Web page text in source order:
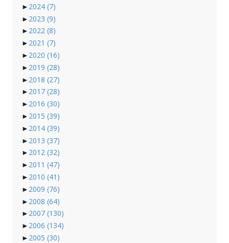
► 2024 (7)
► 2023 (9)
► 2022 (8)
► 2021 (7)
► 2020 (16)
► 2019 (28)
► 2018 (27)
► 2017 (28)
► 2016 (30)
► 2015 (39)
► 2014 (39)
► 2013 (37)
► 2012 (32)
► 2011 (47)
► 2010 (41)
► 2009 (76)
► 2008 (64)
► 2007 (130)
► 2006 (134)
► 2005 (30)